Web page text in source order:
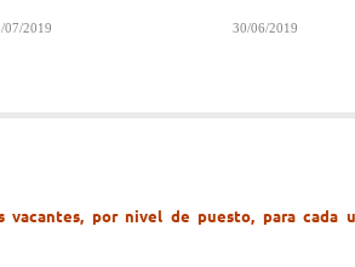
07/2019 30/06/2019
por nivel de puesto, para cada